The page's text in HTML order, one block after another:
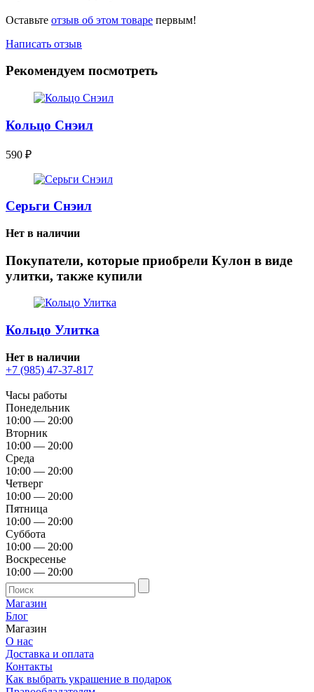
Оставьте отзыв об этом товаре первым!
Написать отзыв
Рекомендуем посмотреть
Кольцо Снэил
590 ₽
Серьги Снэил
Нет в наличии
Покупатели, которые приобрели Кулон в виде
улитки, также купили
Кольцо Улитка
Нет в наличии
+7 (985) 47-37-817
Часы работы
Понедельник
10:00 — 20:00
Вторник
10:00 — 20:00
Среда
10:00 — 20:00
Четверг
10:00 — 20:00
Пятница
10:00 — 20:00
Суббота
10:00 — 20:00
Воскресенье
10:00 — 20:00
Магазин
Блог
Магазин
О нас
Доставка и оплата
Контакты
Как выбрать украшение в подарок